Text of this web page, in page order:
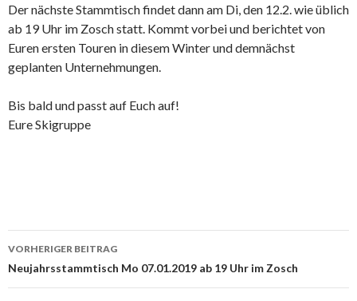
Der nächste Stammtisch findet dann am Di, den 12.2. wie üblich
ab 19 Uhr im Zosch statt. Kommt vorbei und berichtet von
Euren ersten Touren in diesem Winter und demnächst
geplanten Unternehmungen.
Bis bald und passt auf Euch auf!
Eure Skigruppe
Beitrags-
Navigation
VORHERIGER BEITRAG
Neujahrsstammtisch Mo 07.01.2019 ab 19 Uhr im Zosch